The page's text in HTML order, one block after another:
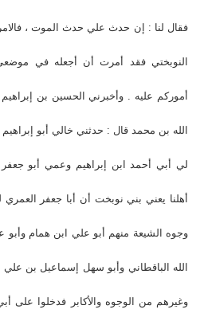
فقال لنا : إن حدث علي حدث الموت ،
النوبختي فقد أمرت أن أجعله في
أموركم عليه . وأخبرني الحسين بن
الله بن محمد قال : حدثني خالي أبو
لي أبي أحمد ابن إبراهيم وعمي أبو
أهلنا يعني بني نوبخت أن أبا جعفر
وجوه الشيعة منهم أبو علي ابن همام وأبو
الله الباقطاني وأبو سهل إسماعيل بن علي
وغيرهم من الوجوه والأكابر فدخلوا على